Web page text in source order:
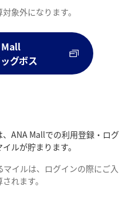
象外になります。
Mall
グボス
ANA Mallでの利用登録・ログ
ルが貯まります。
イルは、ログインの際にご入
れます。